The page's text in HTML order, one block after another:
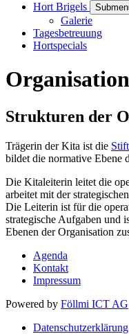
Hort Brigels
Galerie
Tagesbetreuung
Hortspecials
Organisation
Strukturen der
Trägerin der Kita ist die
bildet die normative Ebene
Die Kitaleiterin leitet die
arbeitet mit der
Die Leiterin ist für die
strategische Aufgaben und
Ebenen der Organisation
Agenda
Kontakt
Impressum
Powered by Föllmi ICT AG
Datenschutzerklärung